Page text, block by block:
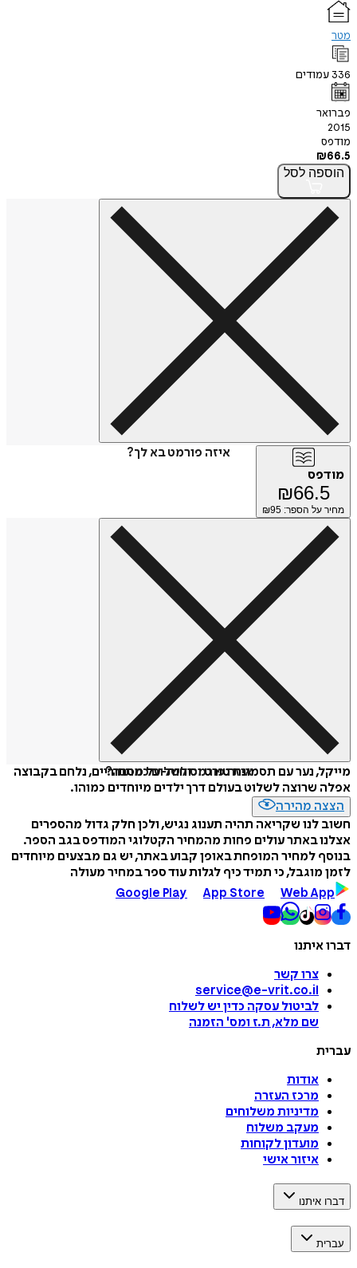
מטר
336 עמודים
פברואר
2015
מודפס
₪66.5
הוספה לסל
איזה פורמט בא לך?
מודפס
₪66.5
מחיר על הספר: ₪ 95
איזה פורמט לשלוח כמתנה?
מייקל, נער עם תסמונת טורט וכוחות-על מסתוריים, נלחם בקבוצה
אפלה שרוצה לשלוט בעולם דרך ילדים מיוחדים כמוהו.
הצצה מהירה
חשוב לנו שקריאה תהיה תענוג נגיש, ולכן חלק גדול מהספרים
אצלנו באתר עולים פחות מהמחיר הקטלוגי המודפס בגב הספר.
בנוסף למחיר המופחת באופן קבוע באתר, יש גם מבצעים מיוחדים
לזמן מוגבל, כי תמיד כיף לגלות עוד ספר במחיר מעולה
Google Play
App Store Web App
דברו איתנו
צרו קשר
service@e-vrit.co.il
לביטול עסקה כדין יש לשלוח
שם מלא, ת.ז ומס' הזמנה
עברית
אודות
מרכז העזרה
מדיניות משלוחים
מעקב משלוח
מועדון לקוחות
איזור אישי
דברו איתנו
עברית